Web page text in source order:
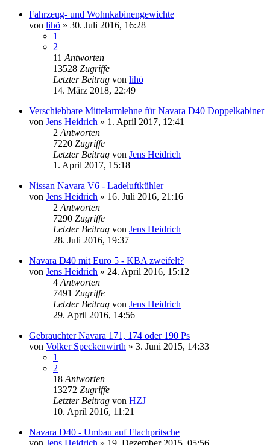
Fahrzeug- und Wohnkabinengewichte
von lihö » 30. Juli 2016, 16:28
1
2
11 Antworten
13528 Zugriffe
Letzter Beitrag von lihö
14. März 2018, 22:49
Verschiebbare Mittelarmlehne für Navara D40 Doppelkabiner
von Jens Heidrich » 1. April 2017, 12:41
2 Antworten
7220 Zugriffe
Letzter Beitrag von Jens Heidrich
1. April 2017, 15:18
Nissan Navara V6 - Ladeluftkühler
von Jens Heidrich » 16. Juli 2016, 21:16
2 Antworten
7290 Zugriffe
Letzter Beitrag von Jens Heidrich
28. Juli 2016, 19:37
Navara D40 mit Euro 5 - KBA zweifelt?
von Jens Heidrich » 24. April 2016, 15:12
4 Antworten
7491 Zugriffe
Letzter Beitrag von Jens Heidrich
29. April 2016, 14:56
Gebrauchter Navara 171, 174 oder 190 Ps
von Volker Speckenwirth » 3. Juni 2015, 14:33
1
2
18 Antworten
13272 Zugriffe
Letzter Beitrag von HZJ
10. April 2016, 11:21
Navara D40 - Umbau auf Flachpritsche
von Jens Heidrich » 19. Dezember 2015, 05:56